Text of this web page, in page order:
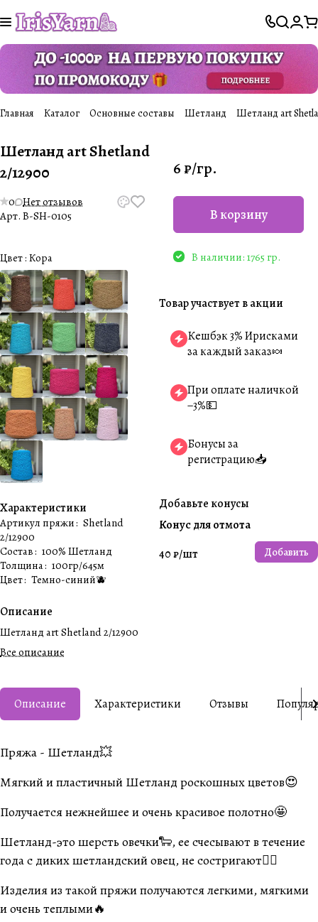
Главная Каталог Основные составы Шетланд Шетланд art
Шетланд art Shetland
2/12900
0 Нет отзывов
Арт. B-SH-0105
Цвет : Кора
Характеристики
Артикул пряжи: Shetland
2/12900
Состав: 100% Шетланд
Толщина: 100гр/645м
Цвет: Темно-синий🫐
Описание
Шетланд art Shetland 2/12900
Все описание
6 ₽/гр.
В корзину
В наличии: 1765 гр.
Товар участвует в акции
Кешбэк 3% Ирисками
за каждый заказ🍬
При оплате наличкой
−3%💵
Бонусы за
регистрацию📥
Добавьте конусы
Конус для отмота
40 ₽/шт Добавить
Описание Характеристики Отзывы
Пряжа - Шетланд💥
Мягкий и пластичный Шетланд роскошных цветов😍
Получается нежнейшее и очень красивое полотно🤩
Шетланд-это шерсть овечки🐑, ее счесывают в течение
года с диких шетландский овец, не состригают☝🏽
Изделия из такой пряжи получаются легкими, мягкими
и очень теплыми🔥